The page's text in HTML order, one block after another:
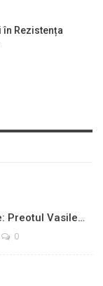
în Rezistența
Preotul Vasile…
0